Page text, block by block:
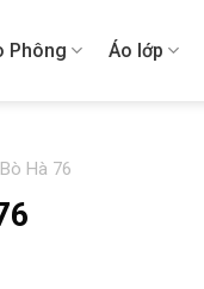
Phông Áo lớp
Hà 76